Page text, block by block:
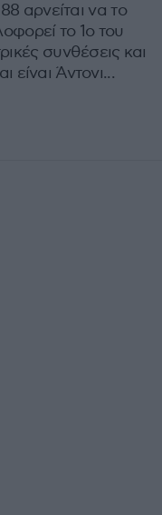
αρνείται να το
το 1ο του
συνθέσεις και
είναι Άντονι...